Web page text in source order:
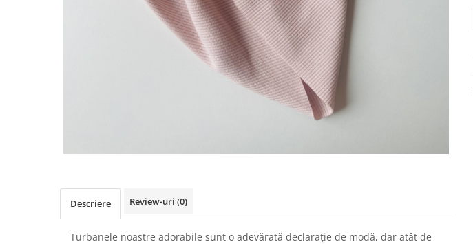
Descriere Review-uri (0)
Turbanele noastre adorabile sunt o adevărată declarație de modă, dar atât de